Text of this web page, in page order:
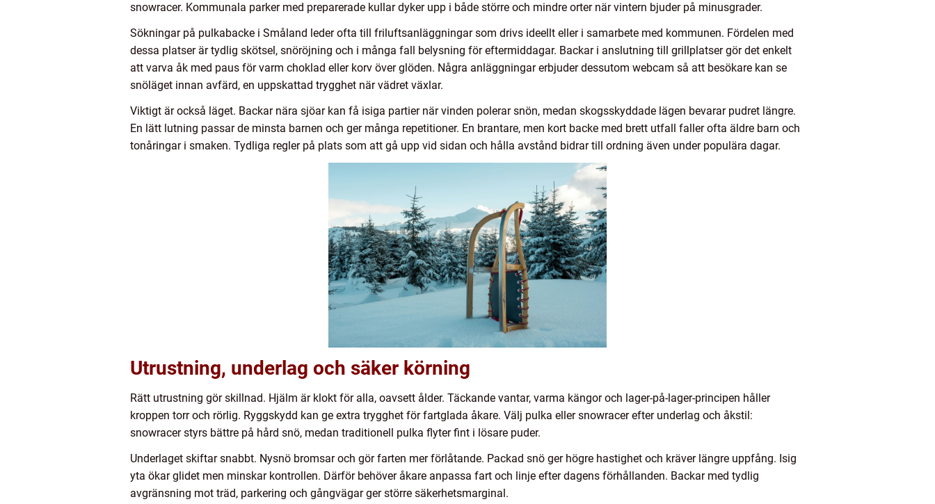
snowracer. Kommunala parker med preparerade kullar dyker upp i både större och mindre orter när vintern bjuder på minusgrader.
Sökningar på pulkabacke i Småland leder ofta till friluftsanläggningar som drivs ideellt eller i samarbete med kommunen. Fördelen med
dessa platser är tydlig skötsel, snöröjning och i många fall belysning för eftermiddagar. Backar i anslutning till grillplatser gör det enkelt
att varva åk med paus för varm choklad eller korv över glöden. Några anläggningar erbjuder dessutom webcam så att besökare kan se
snöläget innan avfärd, en uppskattad trygghet när vädret växlar.
Viktigt är också läget. Backar nära sjöar kan få isiga partier när vinden polerar snön, medan skogsskyddade lägen bevarar pudret längre.
En lätt lutning passar de minsta barnen och ger många repetitioner. En brantare, men kort backe med brett utfall faller ofta äldre barn och
tonåringar i smaken. Tydliga regler på plats som att gå upp vid sidan och hålla avstånd bidrar till ordning även under populära dagar.
Utrustning, underlag och säker körning
Rätt utrustning gör skillnad. Hjälm är klokt för alla, oavsett ålder. Täckande vantar, varma kängor och lager-på-lager-principen håller
kroppen torr och rörlig. Ryggskydd kan ge extra trygghet för fartglada åkare. Välj pulka eller snowracer efter underlag och åkstil:
snowracer styrs bättre på hård snö, medan traditionell pulka flyter fint i lösare puder.
Underlaget skiftar snabbt. Nysnö bromsar och gör farten mer förlåtande. Packad snö ger högre hastighet och kräver längre uppfång. Isig
yta ökar glidet men minskar kontrollen. Därför behöver åkare anpassa fart och linje efter dagens förhållanden. Backar med tydlig
avgränsning mot träd, parkering och gångvägar ger större säkerhetsmarginal.